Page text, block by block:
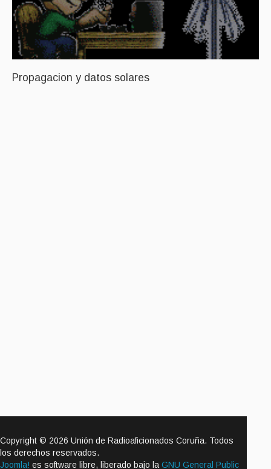
Propagacion y datos solares
Copyright © 2026 Unión de Radioaficionados Coruña. Todos
los derechos reservados.
Joomla! es software libre, liberado bajo laGNU General Public